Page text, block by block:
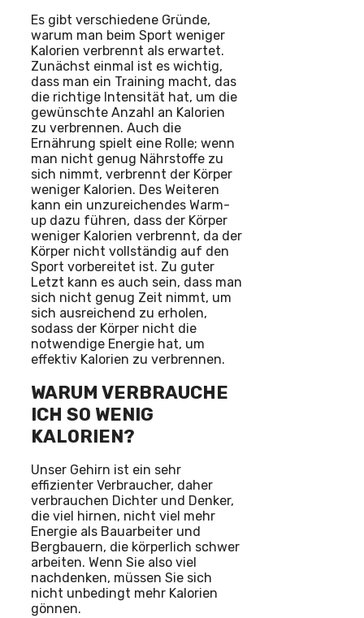
Es gibt verschiedene Gründe,
warum man beim Sport weniger
Kalorien verbrennt als erwartet.
Zunächst einmal ist es wichtig,
dass man ein Training macht, das
die richtige Intensität hat, um die
gewünschte Anzahl an Kalorien
zu verbrennen. Auch die
Ernährung spielt eine Rolle; wenn
man nicht genug Nährstoffe zu
sich nimmt, verbrennt der Körper
weniger Kalorien. Des Weiteren
kann ein unzureichendes Warm-
up dazu führen, dass der Körper
weniger Kalorien verbrennt, da der
Körper nicht vollständig auf den
Sport vorbereitet ist. Zu guter
Letzt kann es auch sein, dass man
sich nicht genug Zeit nimmt, um
sich ausreichend zu erholen,
sodass der Körper nicht die
notwendige Energie hat, um
effektiv Kalorien zu verbrennen.
WARUM VERBRAUCHE
ICH SO WENIG
KALORIEN?
Unser Gehirn ist ein sehr
effizienter Verbraucher, daher
verbrauchen Dichter und Denker,
die viel hirnen, nicht viel mehr
Energie als Bauarbeiter und
Bergbauern, die körperlich schwer
arbeiten. Wenn Sie also viel
nachdenken, müssen Sie sich
nicht unbedingt mehr Kalorien
gönnen.